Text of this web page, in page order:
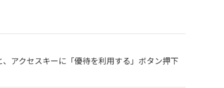
アクセスキーに「優待を利用する」ボタン押下